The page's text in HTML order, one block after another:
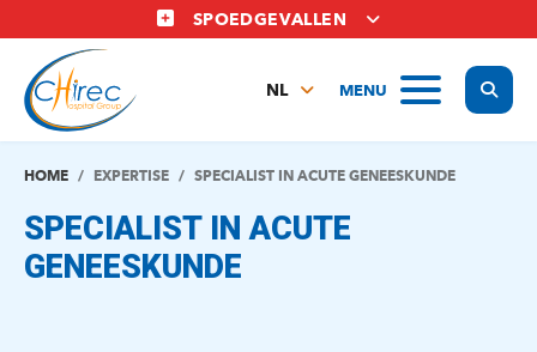
en
naar
inhoud
gaan
SPOEDGEVALLEN
MENU
NL
EN
HOME EXPERTISE SPECIALIST IN ACUTE GENEESKUNDE
SPECIALIST IN ACUTE
GENEESKUNDE